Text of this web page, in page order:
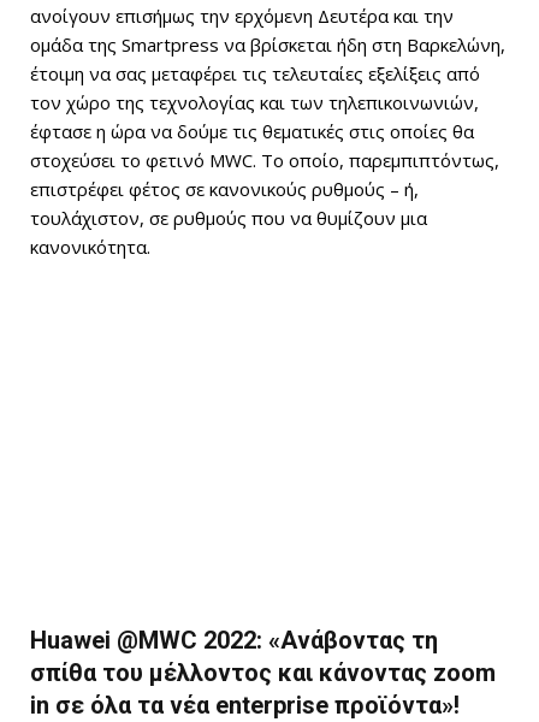
ανοίγουν επισήμως την ερχόμενη Δευτέρα και την
ομάδα της Smartpress να βρίσκεται ήδη στη Βαρκελώνη,
έτοιμη να σας μεταφέρει τις τελευταίες εξελίξεις από
τον χώρο της τεχνολογίας και των τηλεπικοινωνιών,
έφτασε η ώρα να δούμε τις θεματικές στις οποίες θα
στοχεύσει το φετινό MWC. Το οποίο, παρεμπιπτόντως,
επιστρέφει φέτος σε κανονικούς ρυθμούς – ή,
τουλάχιστον, σε ρυθμούς που να θυμίζουν μια
κανονικότητα.
Huawei @MWC 2022: «Ανάβοντας τη
σπίθα του μέλλοντος και κάνοντας zoom
in σε όλα τα νέα enterprise προϊόντα»!